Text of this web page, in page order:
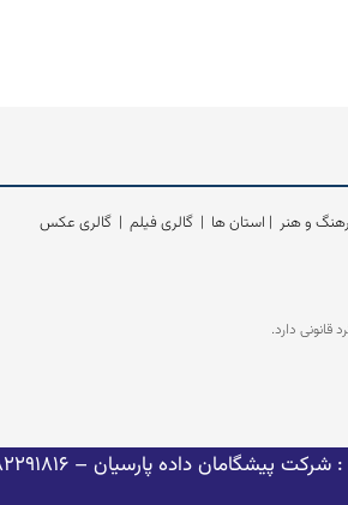
و هنر | استان ها |گالری فیلم |گالری عکس
دارد.
پیشگامان داده پارسیان – 09982291816